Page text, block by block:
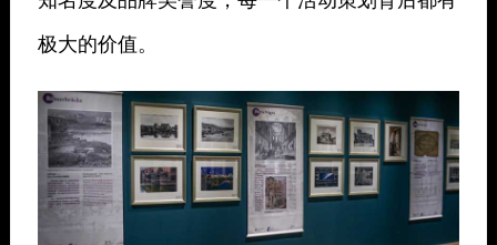
极大的价值。